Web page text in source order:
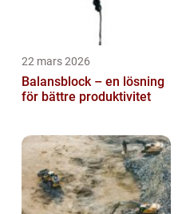
22 mars 2026
Balansblock – en lösning
för bättre produktivitet